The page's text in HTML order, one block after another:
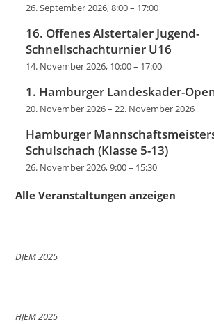
26. September 2026, 8:00– 17:00
16. Offenes Alstertaler Jugend-
Schnellschachturnier U16
14. November 2026, 10:00– 17:00
1. Hamburger Landeskader-
20. November 2026–22. November 2026
Hamburger
Schulschach (Klasse 5-13)
26. November 2026, 9:00– 15:30
Alle Veranstaltungen anzeigen
DJEM 2025
HJEM 2025